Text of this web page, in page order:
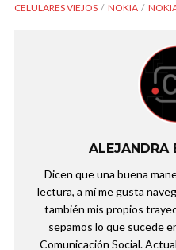
CELULARES VIEJOS NOKIA
ALEJANDRA
Dicen que una buena
lectura, a mí me gusta
también mis propios
sepamos lo que sucede
Comunicación Social.